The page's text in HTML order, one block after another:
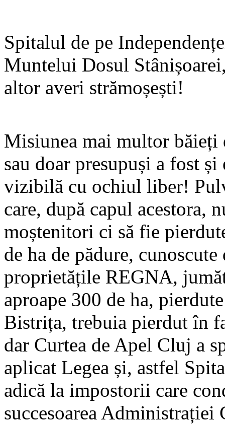
Spitalul de pe
Muntelui Dosul
altor averi strămoșești!
Misiunea mai multor
sau doar presupuși a fost
vizibilă cu ochiul liber!
care, după capul acestora,
moștenitori ci să fie
de ha de pădure,
proprietățile REGNA,
aproape 300 de ha,
Bistrița, trebuia pierdut în
dar Curtea de Apel Cluj a
aplicat Legea și, astfel
adică la impostorii care
succesoarea